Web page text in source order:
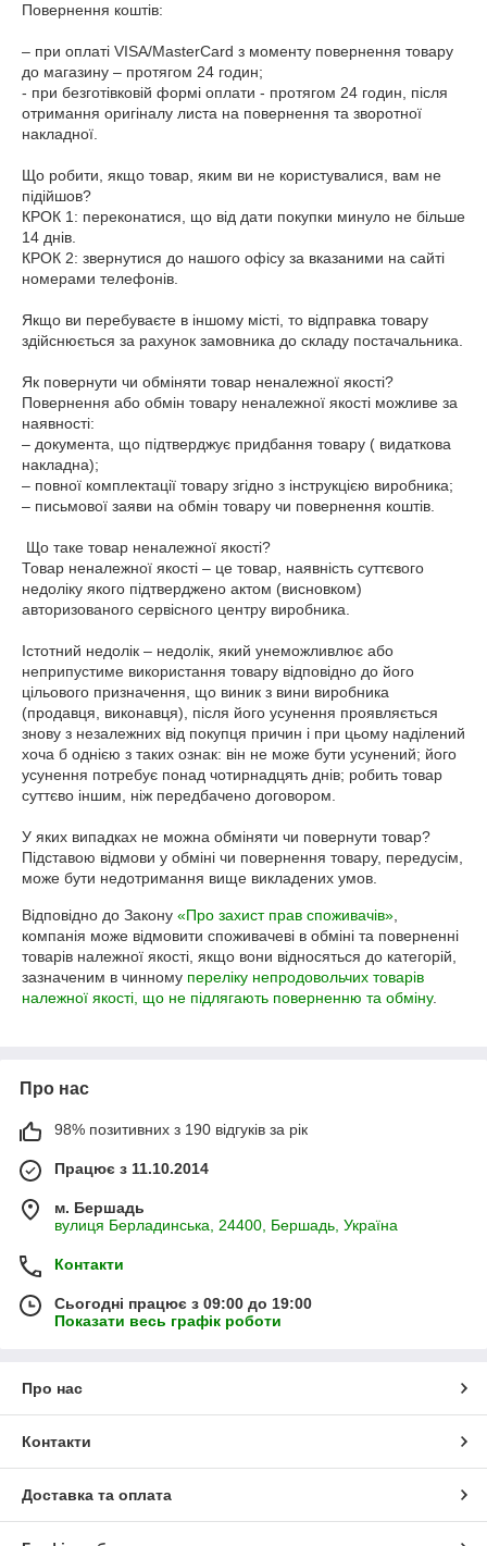
Повернення коштів:
– при оплаті VISA/MasterCard з моменту повернення товару
до магазину – протягом 24 годин;
- при безготівковій формі оплати - протягом 24 годин, після
отримання оригіналу листа на повернення та зворотної
накладної.
Що робити, якщо товар, яким ви не користувалися, вам не
підійшов?
КРОК 1: переконатися, що від дати покупки минуло не більше
14 днів.
КРОК 2: звернутися до нашого офісу за вказаними на сайті
номерами телефонів.
Якщо ви перебуваєте в іншому місті, то відправка товару
здійснюється за рахунок замовника до складу постачальника.
Як повернути чи обміняти товар неналежної якості?
Повернення або обмін товару неналежної якості можливе за
наявності:
– документа, що підтверджує придбання товару ( видаткова
накладна);
– повної комплектації товару згідно з інструкцією виробника;
– письмової заяви на обмін товару чи повернення коштів.
Товар неналежної якості – це товар, наявність суттєвого
недоліку якого підтверджено актом (висновком)
авторизованого сервісного центру виробника.
Істотний недолік – недолік, який унеможливлює або
неприпустиме використання товару відповідно до його
цільового призначення, що виник з вини виробника
(продавця, виконавця), після його усунення проявляється
знову з незалежних від покупця причин і при цьому наділений
хоча б однією з таких ознак: він не може бути усунений; його
усунення потребує понад чотирнадцять днів; робить товар
суттєво іншим, ніж передбачено договором.
У яких випадках не можна обміняти чи повернути товар?
Підставою відмови у обміні чи повернення товару, передусім,
може бути недотримання вище викладених умов.
Відповідно до Закону «Про захист прав споживачів»
компанія може відмовити споживачеві в обміні та поверненні
товарів належної якості, якщо вони відносяться до категорій,
зазначеним в чинному переліку непродовольчих товарів
належної якості, що не підлягають поверненню та обміну.
Про нас
98% позитивних з 190 відгуків за рік
Працює з 11.10.2014
м. Бершадь
вулиця Берладинська, 24400, Бершадь, Україна
Контакти
Сьогодні працює з 09:00 до 19:00
Показати весь графік роботи
Про нас
Контакти
Доставка та оплата